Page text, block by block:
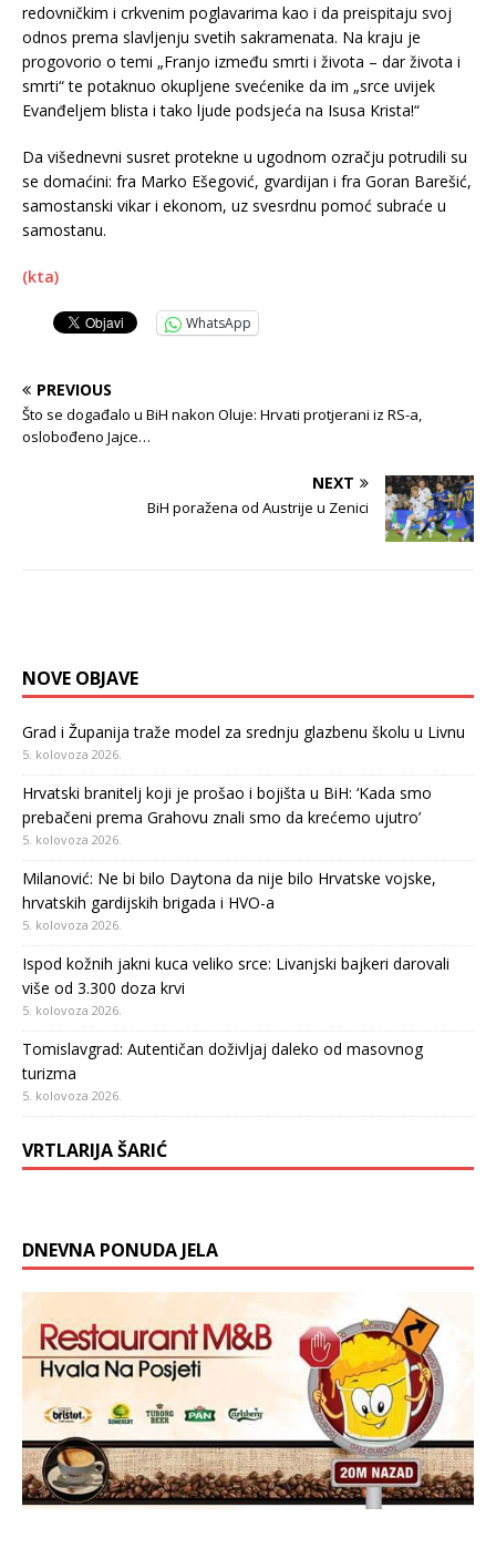
redovničkim i crkvenim poglavarima kao i da preispitaju svoj
odnos prema slavljenju svetih sakramenata. Na kraju je
progovorio o temi „Franjo između smrti i života – dar života i
smrti“ te potaknuo okupljene svećenike da im „srce uvijek
Evanđeljem blista i tako ljude podsjeća na Isusa Krista!“
Da višednevni susret protekne u ugodnom ozračju potrudili su
se domaćini: fra Marko Ešegović, gvardijan i fra Goran Barešić,
samostanski vikar i ekonom, uz svesrdnu pomoć subraće u
samostanu.
(kta)
WhatsApp
PREVIOUS
Što se događalo u BiH nakon Oluje: Hrvati protjerani iz RS-a,
oslobođeno Jajce…
NEXT
BiH poražena od Austrije u Zenici
NOVE OBJAVE
Grad i Županija traže model za srednju glazbenu školu u Livnu
5. kolovoza 2026.
Hrvatski branitelj koji je prošao i bojišta u BiH: ‘Kada smo
prebačeni prema Grahovu znali smo da krećemo ujutro’
5. kolovoza 2026.
Milanović: Ne bi bilo Daytona da nije bilo Hrvatske vojske,
hrvatskih gardijskih brigada i HVO-a
5. kolovoza 2026.
Ispod kožnih jakni kuca veliko srce: Livanjski bajkeri darovali
više od 3.300 doza krvi
5. kolovoza 2026.
Tomislavgrad: Autentičan doživljaj daleko od masovnog
turizma
5. kolovoza 2026.
VRTLARIJA ŠARIĆ
DNEVNA PONUDA JELA